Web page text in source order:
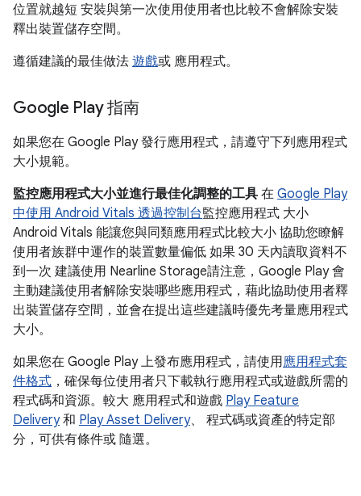
位置就越短 安裝與第一次使用使用者也比較不會解除安裝
釋出裝置儲存空間。
遵循建議的最佳做法 遊戲或 應用程式。
Google Play 指南
如果您在 Google Play 發行應用程式，請遵守下列應用程式
大小規範。
監控應用程式大小並進行最佳化調整的工具 在 Google Play
中使用 Android Vitals 透過控制台監控應用程式 大小
Android Vitals 能讓您與同類應用程式比較大小 協助您瞭解
使用者族群中運作的裝置數量偏低 如果 30 天內讀取資料不
到一次 建議使用 Nearline Storage請注意，Google Play 會
主動建議使用者解除安裝哪些應用程式，藉此協助使用者釋
出裝置儲存空間，並會在提出這些建議時優先考量應用程式
大小。
如果您在 Google Play 上發布應用程式，請使用應用程式套
件格式 ，確保每位使用者只下載執行應用程式或遊戲所需的
程式碼和資源。較大 應用程式和遊戲 Play Feature
Delivery和 Play Asset Delivery、 程式碼或資產的特定部
分，可供有條件或 隨選。